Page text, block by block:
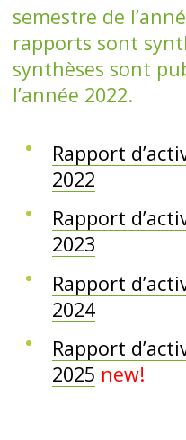
semestre de
rapports sont
synthèses sont
l’année 2022.
Rapport
2022
Rapport
2023
Rapport
2024
Rapport
2025 new!